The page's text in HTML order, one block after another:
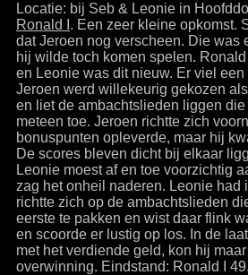
Locatie: bij Seb & Leonie in
Ronald I . Een zeer kleine opkomst.
dat Jeroen nog verscheen. Die was
hij wilde toch komen spelen. Ronald
en Leonie was dit nieuw. Er viel
Jeroen werd willekeurig gekozen
en liet de ambachtslieden liggen
meteen toe. Jeroen richtte zich
bonuspunten opleverde, maar hij
De scores bleven dicht bij elkaar
Leonie moest af en toe voorzichtig
zag het onheil naderen. Leonie
richtte zich op de ambachtslieden
eerste te pakken en wist daar flink
en scoorde er lustig op los. In de
met het verdiende geld, kon hij
overwinning. Eindstand: Ronald I